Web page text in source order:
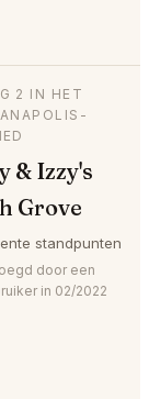
2 IN HET
& Izzy's
Grove
standpunten
door een
in 02/2022